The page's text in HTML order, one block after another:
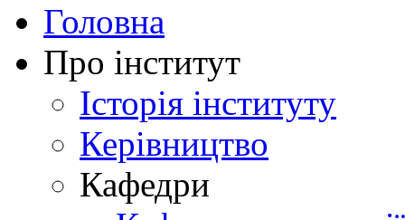
Головна
Про інститут
Історія інституту
Керівництво
Кафедри